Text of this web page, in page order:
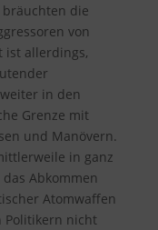
die
von
ist allerdings,
in den
Grenze mit
und Manövern.
in ganz
Abkommen
Atomwaffen
Politikern nicht